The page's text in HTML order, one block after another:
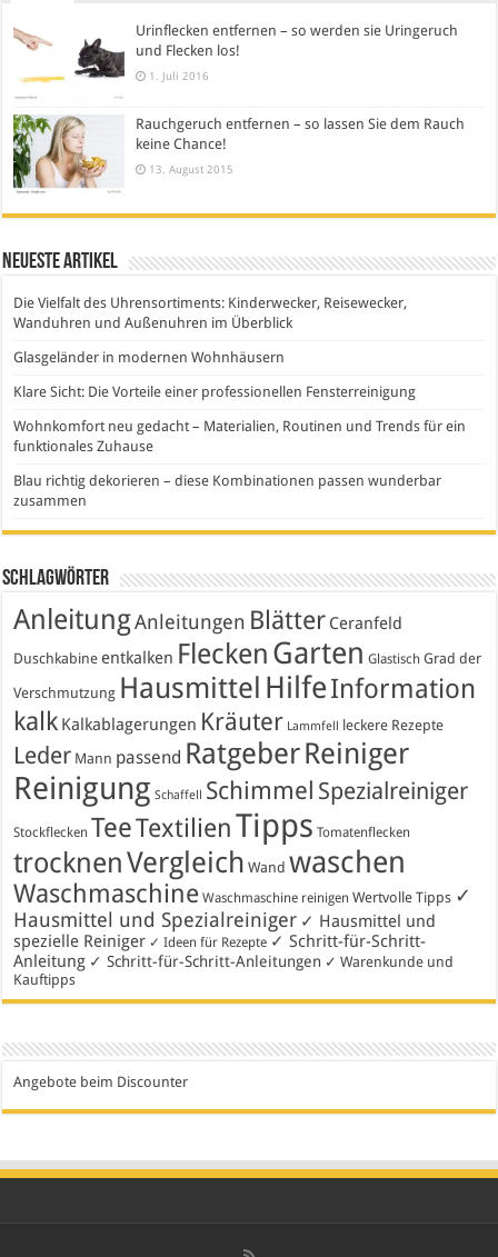
Urinflecken entfernen – so werden sie Uringeruch
und Flecken los!
1. Juli 2016
Rauchgeruch entfernen – so lassen Sie dem Rauch
keine Chance!
13. August 2015
Neueste Artikel
Die Vielfalt des Uhrensortiments: Kinderwecker, Reisewecker,
Wanduhren und Außenuhren im Überblick
Glasgeländer in modernen Wohnhäusern
Klare Sicht: Die Vorteile einer professionellen Fensterreinigung
Wohnkomfort neu gedacht – Materialien, Routinen und Trends für ein
funktionales Zuhause
Blau richtig dekorieren – diese Kombinationen passen wunderbar
zusammen
Schlagwörter
AnleitungAnleitungen Blätter Ceranfeld
Duschkabine entkalken Flecken Garten Glastisch Grad der
Verschmutzung Hausmittel HilfeInformation
kalk Kalkablagerungen Kräuter Lammfell leckere Rezepte
Leder Mann passend RatgeberReiniger
Reinigung Schaffell Schimmel Spezialreiniger
Stockflecken TeeTextilienTipps Tomatenflecken
trocknenVergleich Wand waschen
Waschmaschine Waschmaschine reinigen Wertvolle Tipps ✓
Hausmittel und Spezialreiniger ✓ Hausmittel und
spezielle Reiniger ✓ Ideen für Rezepte ✓ Schritt-für-Schritt-
Anleitung ✓ Schritt-für-Schritt-Anleitungen ✓ Warenkunde und
Kauftipps
Angebote beim Discounter